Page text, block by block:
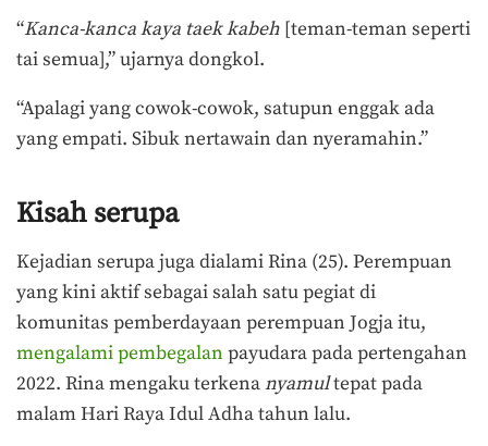
“Kanca-kanca kaya taek kabeh [teman-teman seperti
tai semua],” ujarnya dongkol.
“Apalagi yang cowok-cowok, satupun enggak ada
yang empati. Sibuk nertawain dan nyeramahin.”
Kisah serupa
Kejadian serupa juga dialami Rina (25). Perempuan
yang kini aktif sebagai salah satu pegiat di
komunitas pemberdayaan perempuan Jogja itu,
mengalami pembegalan payudara pada pertengahan
2022. Rina mengaku terkenanyamultepat pada
malam Hari Raya Idul Adha tahun lalu.